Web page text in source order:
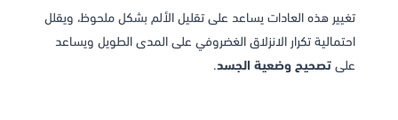
تغيير هذه العادات يساعد على تقليل الألم بشكل ملحوظ، ويقلل
احتمالية تكرار الانزلاق الغضروفي على المدى الطويل ويساعد
علىتصحيح وضعية الجسد.